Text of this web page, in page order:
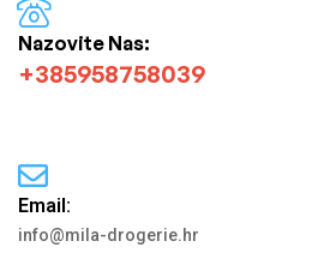
Nazovite Nas:
+385958758039
Email:
info@mila-drogerie.hr